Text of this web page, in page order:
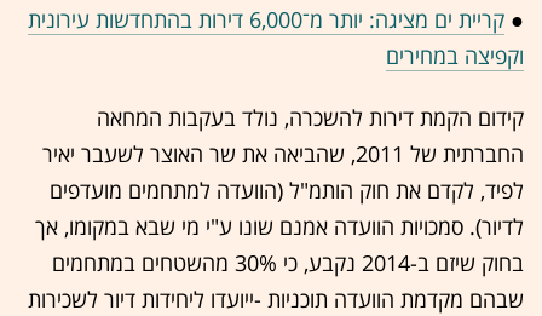
●
קריית ים מציגה: יותר מ־6,000 דירות בהתחדשות עירונית
וקפיצה במחירים
קידום הקמת דירות להשכרה, נולד בעקבות המחאה
החברתית של 2011, שהביאה את שר האוצר לשעבר יאיר
לפיד, לקדם את חוק הותמ"ל (הוועדה למתחמים מועדפים
לדיור). סמכויות הוועדה אמנם שונו ע"י מי שבא במקומו, אך
בחוק שיזם ב-2014 נקבע, כי 30% מהשטחים במתחמים
שבהם מקדמת הוועדה תוכניות -ייועדו ליחידות דיור לשכירות